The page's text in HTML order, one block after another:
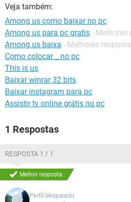
Veja também:
Among us como baixar no pc
Among us para pc gratis - Melhores
Among us baixa - Melhores
Como colocar _ no pc
This is us
Baixar winrar 32 bits
Baixar instagram para pc
Assistir tv online grátis no pc
1 Respostas
RESPOSTA 1 / 1
Melhor resposta
Perfil bloqueado